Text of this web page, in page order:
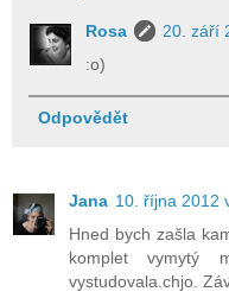
Rosa
20. září
:o)
Odpovědět
Jana 10. října 2012
Hned bych zašla
komplet vymytý
vystudovala.chjo.